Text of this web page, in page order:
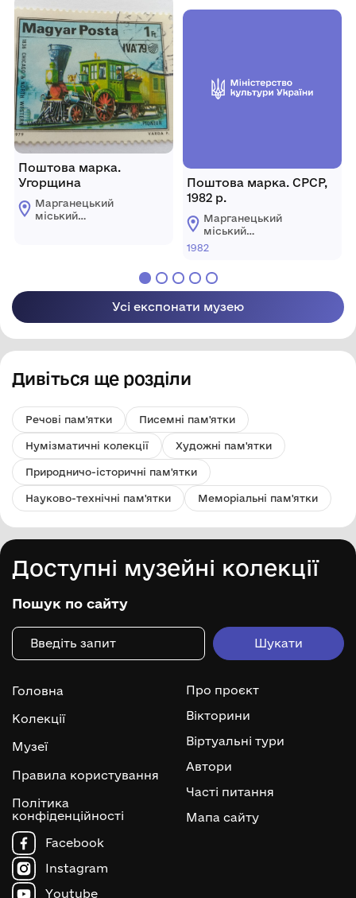
Поштова марка.
Угорщина
Марганецький
міський
міської ради
Поштова марка. СРСР,
1982 р.
Марганецький
міський
краєзнавчий музей
1982
Усі експонати музею
Дивіться ще розділи
Речові пам'ятки Писемні пам'ятки
Нумізматичні колекції Художні пам'ятки
Природничо-історичні пам'ятки
Науково-технічні пам'ятки Меморіальні пам'ятки
Доступні музейні колекції
Пошук по сайту
Головна
Колекції
Музеї
Правила користування
Політика
конфіденційності
Про проєкт
Вікторини
Віртуальні тури
Автори
Часті питання
Мапа сайту
Facebook
Instagram
Youtube